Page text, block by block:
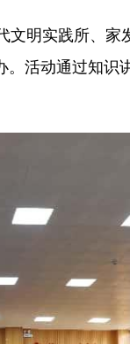
明实践所、家
活动通过知